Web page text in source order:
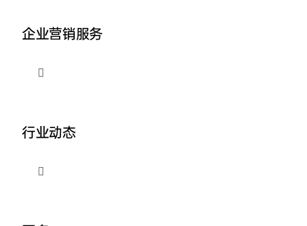
企业营销服务
切
航
行业动态
切
航